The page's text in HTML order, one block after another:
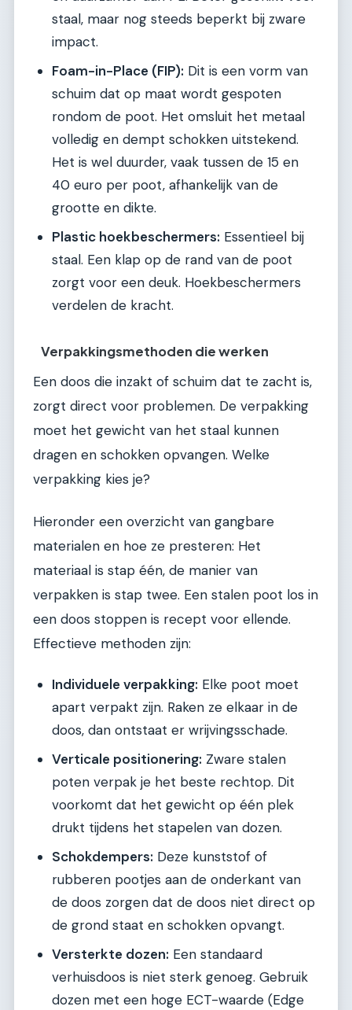
staal, maar nog steeds beperkt bij zware
impact.
Foam-in-Place (FIP): Dit is een vorm van
schuim dat op maat wordt gespoten
rondom de poot. Het omsluit het metaal
volledig en dempt schokken uitstekend.
Het is wel duurder, vaak tussen de 15 en
40 euro per poot, afhankelijk van de
grootte en dikte.
Plastic hoekbeschermers: Essentieel bij
staal. Een klap op de rand van de poot
zorgt voor een deuk. Hoekbeschermers
verdelen de kracht.
Verpakkingsmethoden die werken
Een doos die inzakt of schuim dat te zacht is,
zorgt direct voor problemen. De verpakking
moet het gewicht van het staal kunnen
dragen en schokken opvangen. Welke
verpakking kies je?
Hieronder een overzicht van gangbare
materialen en hoe ze presteren: Het
materiaal is stap één, de manier van
verpakken is stap twee. Een stalen poot los in
een doos stoppen is recept voor ellende.
Effectieve methoden zijn:
Individuele verpakking: Elke poot moet
apart verpakt zijn. Raken ze elkaar in de
doos, dan ontstaat er wrijvingsschade.
Verticale positionering: Zware stalen
poten verpak je het beste rechtop. Dit
voorkomt dat het gewicht op één plek
drukt tijdens het stapelen van dozen.
Schokdempers: Deze kunststof of
rubberen pootjes aan de onderkant van
de doos zorgen dat de doos niet direct op
de grond staat en schokken opvangt.
Versterkte dozen: Een standaard
verhuisdoos is niet sterk genoeg. Gebruik
dozen met een hoge ECT-waarde (Edge